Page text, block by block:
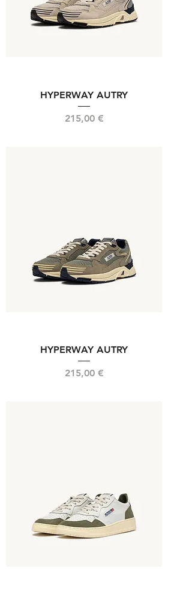
HYPERWAY AUTRY
Prix
215,00 €
HYPERWAY AUTRY
Prix
215,00 €